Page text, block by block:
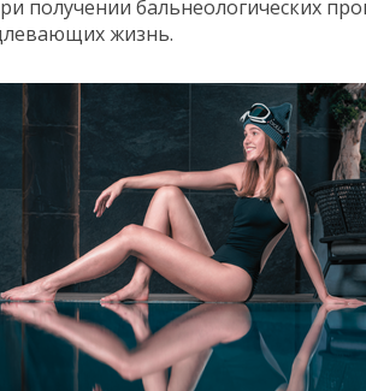
получении бальнеологических
жизнь.